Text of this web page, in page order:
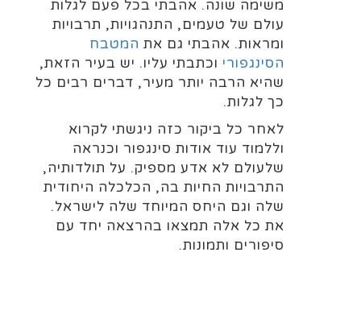
משימה שונה. אהבתי בכל פעם לגלות
עולם של טעמים, התנהגויות, תרבויות
ומראות. אהבתי גם את המטבח
הסינגפורי וכתבתי עליו. יש בעיר הזאת,
שהיא הרבה יותר מעיר, דברים רבים כל
כך לגלות.
לאחר כל ביקור כזה ניגשתי לקרוא
וללמוד עוד אודות סינגפור וכנראה
שלעולם לא אדע מספיק. על תולדותיה,
התרבויות החיות בה, הכלכלה היחודית
שלה וגם היחס המיוחד שלה לישראל.
את כל אלה תמצאו בהרצאה יחד עם
סיפורים ותמונות.